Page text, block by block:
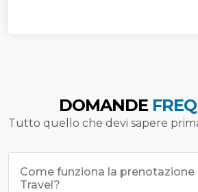
DOMANDE
Tutto quello che devi sapere
Come funziona la prenotazione
Travel?